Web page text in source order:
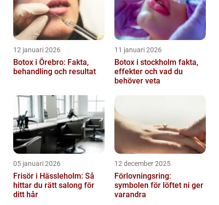
12 januari 2026
Botox i Örebro: Fakta,
behandling och resultat
11 januari 2026
Botox i stockholm fakta,
effekter och vad du
behöver veta
05 januari 2026
Frisör i Hässleholm: Så
hittar du rätt salong för
ditt hår
12 december 2025
Förlovningsring:
symbolen för löftet ni ger
varandra